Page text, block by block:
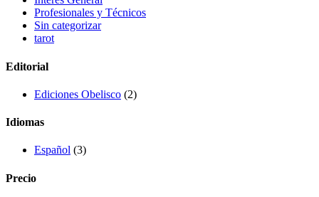
Profesionales y Técnicos
Sin categorizar
tarot
Editorial
Ediciones Obelisco (2)
Idiomas
Español (3)
Precio